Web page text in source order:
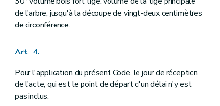
de l'arbre, jusqu'à la découpe de vingt-deux centimètres
de circonférence.
Art. 4.
Pour l'application du présent Code, le jour de réception
de l'acte, qui est le point de départ d'un délai n'y est
pas inclus.